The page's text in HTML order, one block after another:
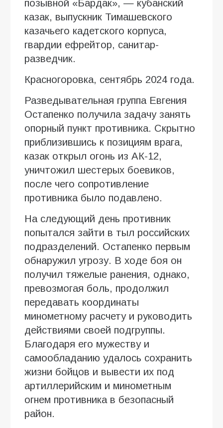
позывной «Бардак», — кубанский
казак, выпускник Тимашевского
казачьего кадетского корпуса,
гвардии ефрейтор, санитар-
разведчик.
Красногоровка, сентябрь 2024 года.
Разведывательная группа Евгения
Остапенко получила задачу занять
опорный пункт противника. Скрытно
приблизившись к позициям врага,
казак открыл огонь из АК-12,
уничтожил шестерых боевиков,
после чего сопротивление
противника было подавлено.
На следующий день противник
попытался зайти в тыл российских
подразделений. Остапенко первым
обнаружил угрозу. В ходе боя он
получил тяжелые ранения, однако,
превозмогая боль, продолжил
передавать координаты
минометному расчету и руководить
действиями своей подгруппы.
Благодаря его мужеству и
самообладанию удалось сохранить
жизни бойцов и вывести их под
артиллерийским и минометным
огнем противника в безопасный
район.